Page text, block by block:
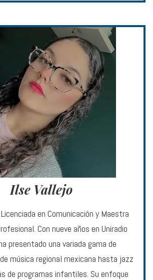
Ilse Vallejo
en Comunicación y Maestra
Con nueve años en Uniradio
presentado una variada gama de
música regional mexicana hasta jazz
de programas infantiles. Su enfoque